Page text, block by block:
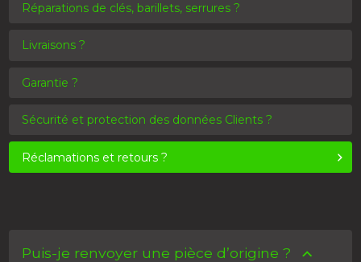
Réparations de clés, barillets, serrures ?
Livraisons ?
Garantie ?
Sécurité et protection des données Clients ?
Réclamations et retours ?
Puis-je renvoyer une pièce d’origine ?